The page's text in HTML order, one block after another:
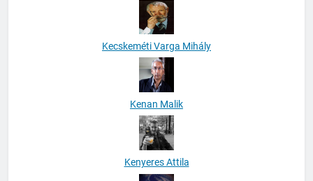
Kecskeméti Varga Mihály
Kenan Malik
Kenyeres Attila